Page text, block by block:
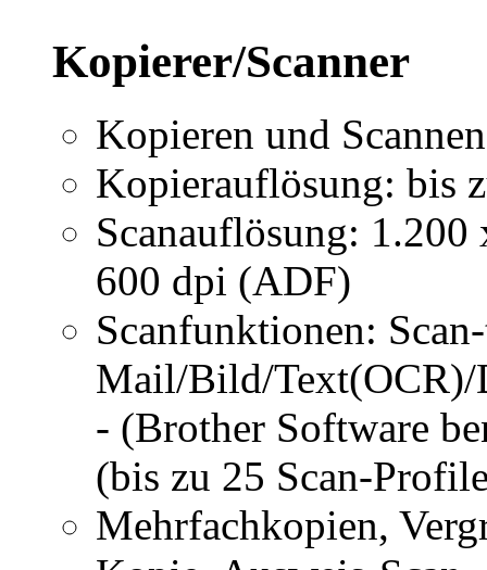
Kopierer/Scanner
Kopieren und Scannen
Kopierauflösung: bis
Scanauflösung:
600 dpi (ADF)
Scanfunktionen:
Mail/Bild/Text(OCR)/
- (Brother Software
(bis zu 25 Scan-
Mehrfachkopien,